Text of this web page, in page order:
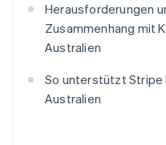
Herausforderungen
Zusammenhang mit
Australien
So unterstützt Stripe
Australien